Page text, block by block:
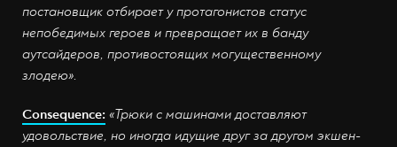
постановщик отбирает у протагонистов статус
непобедимых героев и превращает их в банду
аутсайдеров, противостоящих могущественному
злодею».
Consequence: «Трюки с машинами доставляют
удовольствие, но иногда идущие друг за другом экшен-